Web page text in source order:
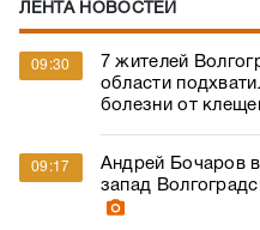
ЛЕНТА НОВОСТЕЙ
09:30
7 жителей
области
болезни от
09:17
Андрей Бочаров
запад